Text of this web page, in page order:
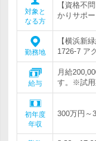
対象と
なる方
【資格不
かりサポ
勤務地
【横浜新
1726-7 ア
給与
月給
す。※試用
初年度
年収
300万円～